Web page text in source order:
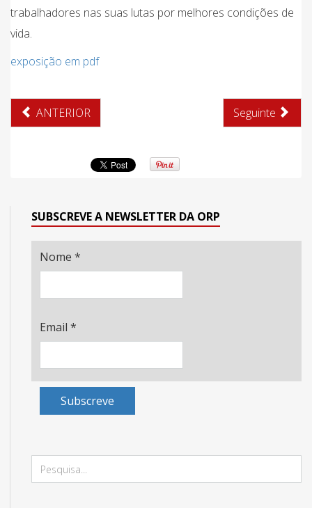
trabalhadores nas suas lutas por melhores condições de
vida.
exposição em pdf
ANTERIOR Seguinte
SUBSCREVE A NEWSLETTER DA ORP
Nome *
Email *
Subscreve